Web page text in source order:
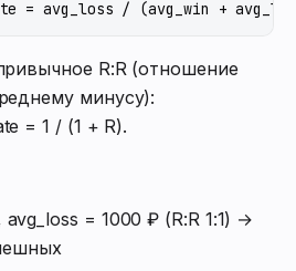
R:R (отношение
минусу):
= 1 / (1 + R).
= 1000 ₽ (R:R 1:1) →